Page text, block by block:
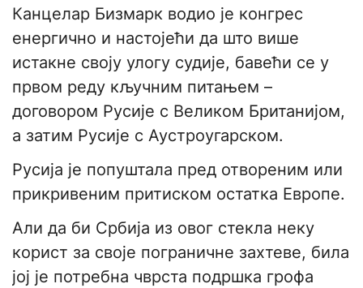
Канцелар Бизмарк водио је конгрес
енергично и настојећи да што више
истакне своју улогу судије, бавећи се у
првом реду кључним питањем –
договором Русије с Великом Британијом,
а затим Русије с Аустроугарском.
Русија је попуштала пред отвореним или
прикривеним притиском остатка Европе.
Али да би Србија из овог стекла неку
корист за своје пограничне захтеве, била
јој је потребна чврста подршка грофа